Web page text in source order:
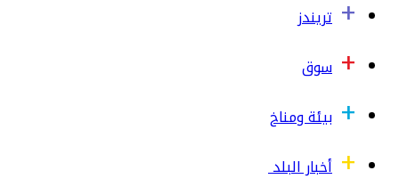
تريندز
سوق
بيئة ومناخ
أخبار البلد